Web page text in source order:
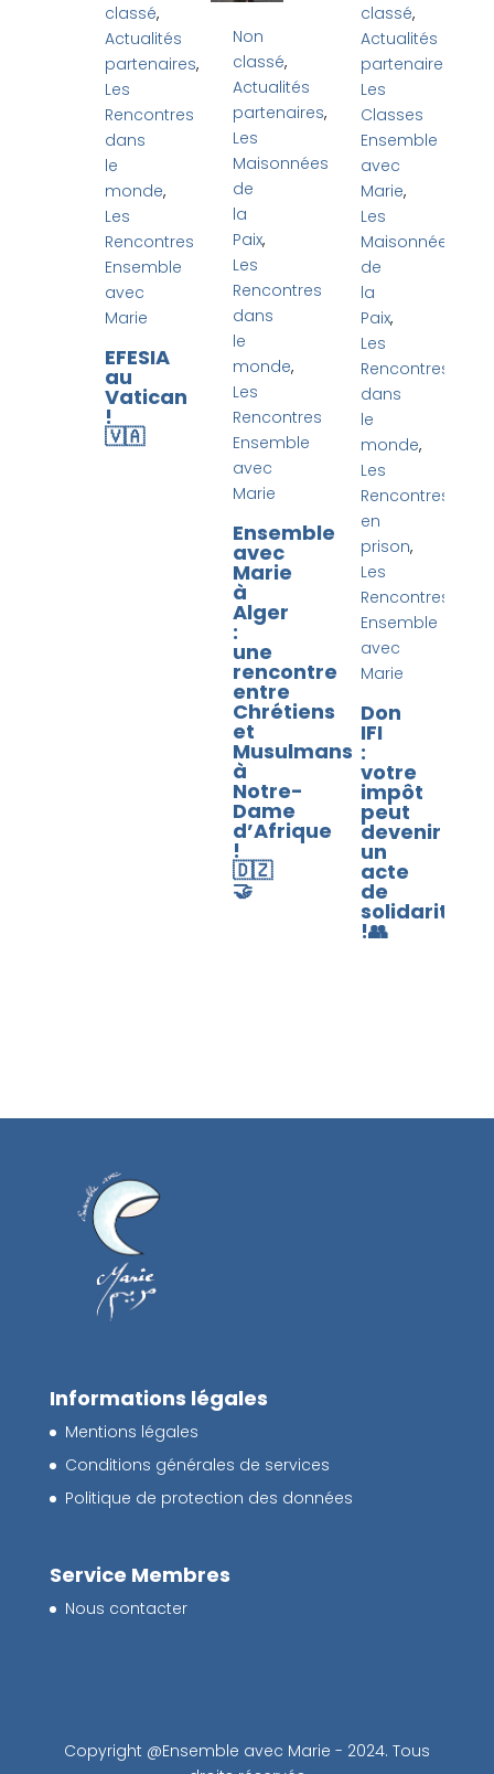
classé,
Actualités
partenaires,
Les
Rencontres
dans
le
monde,
Les
Rencontres
Ensemble
avec
Marie
EFESIA
au
Vatican
!
🇻🇦
Non
classé,
Actualités
partenaires,
Les
Maisonnées
de
la
Paix,
Les
Rencontres
dans
le
monde,
Les
Rencontres
Ensemble
avec
Marie
Ensemble
avec
Marie
à
Alger
:
une
rencontre
entre
Chrétiens
et
Musulmans
à
Notre-
Dame
d’Afrique
!
🇩🇿
🤝
classé,
Actualités
partenaires
Les
Classes
Ensemble
avec
Marie,
Les
Maisonnées
de
la
Paix,
Les
Rencontres
dans
le
monde,
Les
Rencontres
en
prison,
Les
Rencontres
Ensemble
avec
Marie
Don
IFI
:
votre
impôt
peut
devenir
un
acte
de
solidarité
!👥​
Informations légales
Mentions légales
Conditions générales de services
Politique de protection des données
Service Membres
Nous contacter
Copyright @Ensemble avec Marie - 2024. Tous